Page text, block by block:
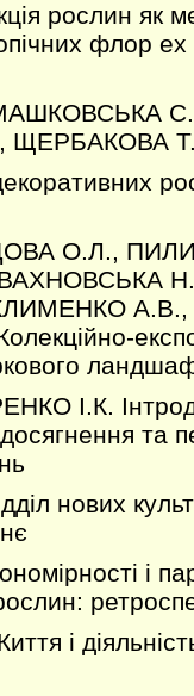
рослин як
флор
ЩЕРБАКОВА
О.Л.,
І.К.
та
нових
і
і